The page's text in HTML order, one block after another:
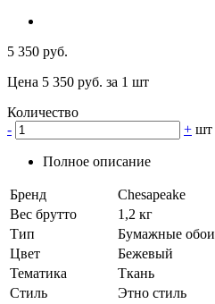
5 350 руб.
Цена 5 350 руб. за 1 шт
Количество
-
+ шт
Полное описание
Бренд
Chesapeake
Вес брутто
1,2 кг
Тип
Бумажные обои
Цвет
Бежевый
Тематика
Ткань
Стиль
Этно стиль